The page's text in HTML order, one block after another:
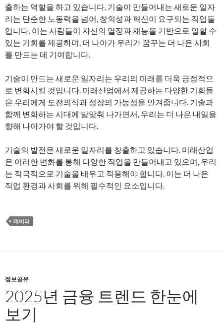
출하는 역할을 하고 있습니다. 기술이 만들어내는 새로운 일자
리는 단순한 노동력을 넘어, 창의성과 혁신이 요구되는 직업들
입니다. 이는 사람들이 자신의 열정과 재능을 기반으로 일할 수
있는 기회를 제공하며, 더 나아가 우리가 꿈꾸는 더 나은 사회
를 만드는 데 기여합니다.
기술이 만드는 새로운 일자리는 우리의 미래를 더욱 긍정적으
로 변화시킬 것입니다. 미래산업에서 제공하는 다양한 기회들
은 우리에게 도전의식과 성장의 가능성을 안겨줍니다. 기술과
함께 변화하는 시대에 발맞춰 나가면서, 우리는 더 나은 내일을
향해 나아가야 할 것입니다.
기술의 발전은 새로운 일자리를 창출하고 있습니다. 미래산업
은 이러한 변화를 통해 다양한 직업을 만들어내고 있으며, 우리
는 적극적으로 기술을 배우고 적용해야 합니다. 이는 더 나은
직업 환경과 사회를 위해 필수적인 요소입니다.
데이터
정보공유
2025년 금융 트렌드 한눈에
보기